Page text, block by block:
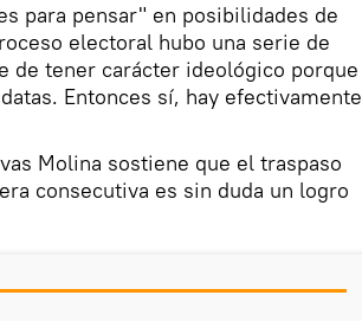
para pensar" en posibilidades de
electoral hubo una serie de
de tener carácter ideológico porque
Entonces sí, hay efectivamente
Molina sostiene que el traspaso
consecutiva es sin duda un logro